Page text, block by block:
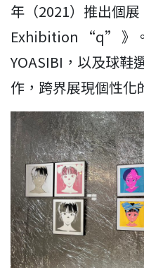
年（2021）推出個
Exhibition “q” 》
YOASIBI，以及球鞋
作，跨界展現個性化